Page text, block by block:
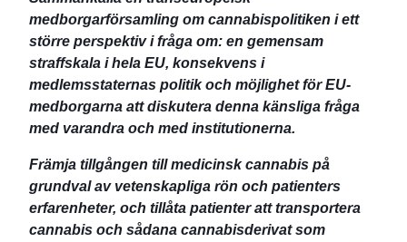
medborgarförsamling om cannabispolitiken i ett
större perspektiv i fråga om: en gemensam
straffskala i hela EU, konsekvens i
medlemsstaternas politik och möjlighet för EU-
medborgarna att diskutera denna känsliga fråga
med varandra och med institutionerna.
Främja tillgången till medicinsk cannabis på
grundval av vetenskapliga rön och patienters
erfarenheter, och tillåta patienter att transportera
cannabis och sådana cannabisderivat som